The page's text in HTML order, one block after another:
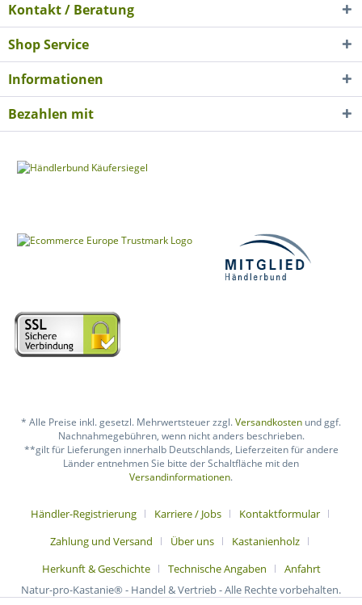
Kontakt / Beratung
Shop Service
Informationen
Bezahlen mit
* Alle Preise inkl. gesetzl. Mehrwertsteuer zzgl.Versandkosten und ggf.
Nachnahmegebühren, wenn nicht anders beschrieben.
**gilt für Lieferungen innerhalb Deutschlands, Lieferzeiten für andere
Länder entnehmen Sie bitte der Schaltfläche mit den
Versandinformationen.
Händler-Registrierung Karriere / Jobs
Kontaktformular
Zahlung und Versand
Über uns
Kastanienholz
Herkunft & Geschichte
Technische Angaben
Anfahrt
Natur-pro-Kastanie® - Handel & Vertrieb - Alle Rechte vorbehalten.